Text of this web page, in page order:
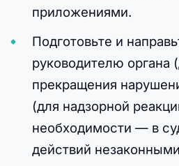
приложениями.
Подготовьте и
руководителю органа
прекращения
(для надзорной
необходимости — в
действий